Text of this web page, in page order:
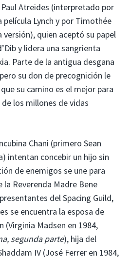
Atreides (interpretado por
película Lynch y por Timothée
quien aceptó su papel
y lidera una sangrienta
Parte de la antigua desgana
su don de precognición le
su camino es el mejor para
los millones de vidas
Chani (primero Sean
intentan concebir un hijo sin
de enemigos se une para
la Reverenda Madre Bene
del Spacing Guild,
se encuentra la esposa de
(Virginia Madsen en 1984,
segunda parte), hija del
IV (José Ferrer en 1984,